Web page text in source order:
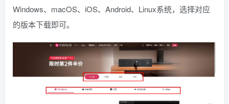
Windows、macOS、iOS、Android、Linux系统，选择对应
的版本下载即可。